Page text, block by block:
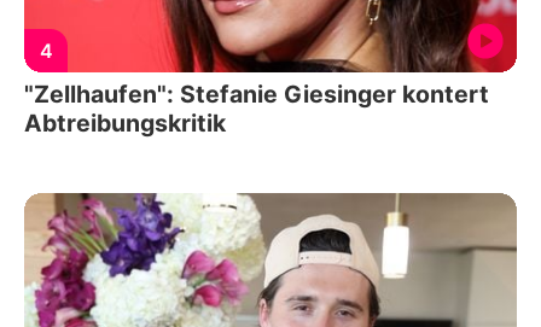
4
"Zellhaufen": Stefanie Giesinger kontert
Abtreibungskritik